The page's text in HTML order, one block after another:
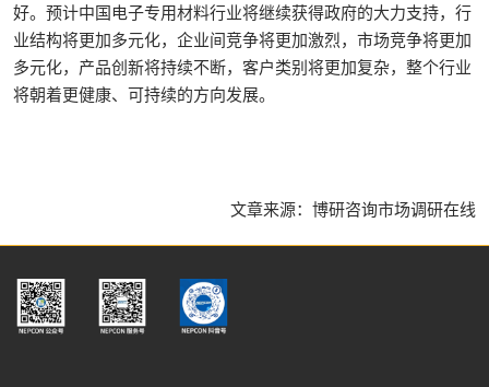
好。预计中国电子专用材料行业将继续获得政府的大力支持，行
业结构将更加多元化，企业间竞争将更加激烈，市场竞争将更加
多元化，产品创新将持续不断，客户类别将更加复杂，整个行业
将朝着更健康、可持续的方向发展。
文章来源：博研咨询市场调研在线